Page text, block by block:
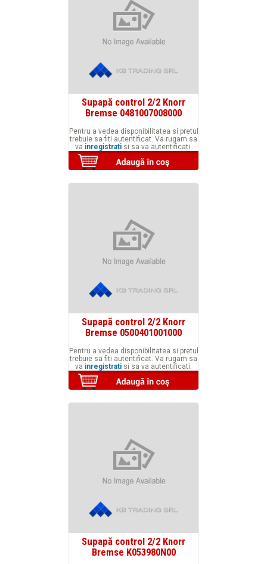
Supapă control 2/2 Knorr
Bremse 0481007008000
Pentru a vedea disponibilitatea si pretul
trebuie sa fiti autentificat. Va rugam sa
va inregistrati si sa va autentificati.
Supapă control 2/2 Knorr
Bremse 0500401001000
Pentru a vedea disponibilitatea si pretul
trebuie sa fiti autentificat. Va rugam sa
va inregistrati si sa va autentificati.
Supapă control 2/2 Knorr
Bremse K053980N00